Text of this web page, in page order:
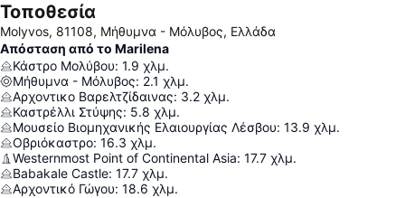
Τοποθεσία
Molyvos, 81108, Μήθυμνα - Μόλυβος, Ελλάδα
Απόσταση από το Marilena
Κάστρο Μολύβου: 1.9 χλμ.
Μήθυμνα - Μόλυβος: 2.1 χλμ.
Αρχοντικο Βαρελτζίδαινας: 3.2 χλμ.
Καστρέλλι Στύψης: 5.8 χλμ.
Μουσείο Βιομηχανικής Ελαιουργίας Λέσβου: 13.9 χλμ.
Οβριόκαστρο: 16.3 χλμ.
Westernmost Point of Continental Asia: 17.7 χλμ.
Babakale Castle: 17.7 χλμ.
Αρχοντικό Γώγου: 18.6 χλμ.